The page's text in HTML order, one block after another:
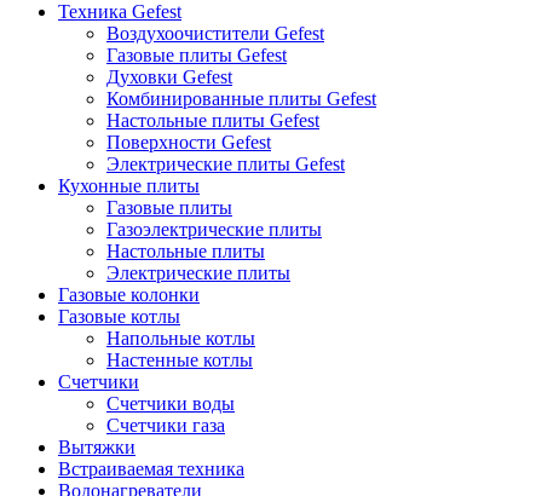
Техника Gefest
Воздухоочистители Gefest
Газовые плиты Gefest
Духовки Gefest
Комбинированные плиты Gefest
Настольные плиты Gefest
Поверхности Gefest
Электрические плиты Gefest
Кухонные плиты
Газовые плиты
Газоэлектрические плиты
Настольные плиты
Электрические плиты
Газовые колонки
Газовые котлы
Напольные котлы
Настенные котлы
Счетчики
Счетчики воды
Счетчики газа
Вытяжки
Встраиваемая техника
Водонагреватели